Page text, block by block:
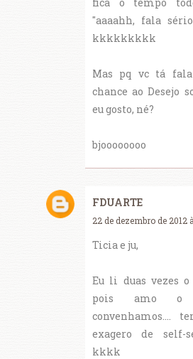
"aaaahh, fala
kkkkkkkkk
Mas pq vc tá
chance ao Desejo
eu gosto, né?
bjoooooooo
FDUARTE
22 de dezembro de 2012
Ticia e ju,
Eu li duas vezes
pois amo o
convenhamos....
exagero de self-
kkkk